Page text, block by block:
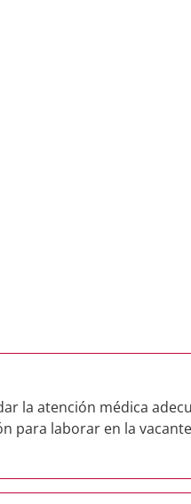
la atención médica
para laborar en la